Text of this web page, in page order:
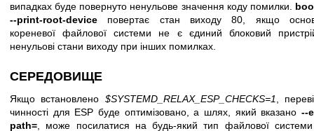
випадках буде повернуто ненульове значення коду помилки.
--print-root-device повертає стан виходу 80, якщо
кореневої файлової системи не є єдиний блоковий
ненульові стани виходу при інших помилках.
СЕРЕДОВИЩЕ
Якщо встановлено $SYSTEMD_RELAX_ESP_CHECKS=1
,
чинності для ESP буде оптимізовано, а шлях, який вказано --
path= , може посилатися на будь-який тип файлової